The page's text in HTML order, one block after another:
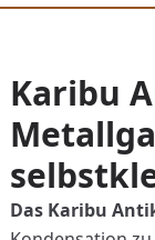
Karibu
Das Karibu